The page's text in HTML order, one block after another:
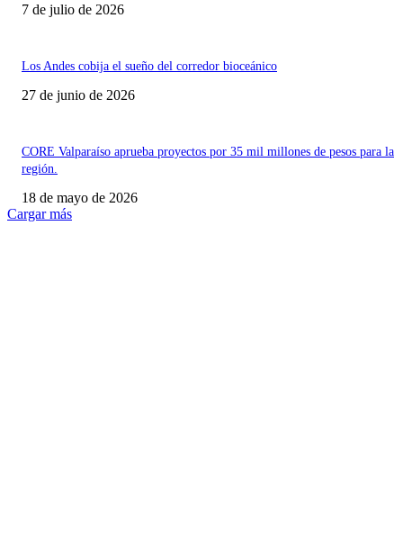
7 de julio de 2026
Los Andes cobija el sueño del corredor bioceánico
27 de junio de 2026
CORE Valparaíso aprueba proyectos por 35 mil millones de pesos para la
región.
18 de mayo de 2026
Cargar más